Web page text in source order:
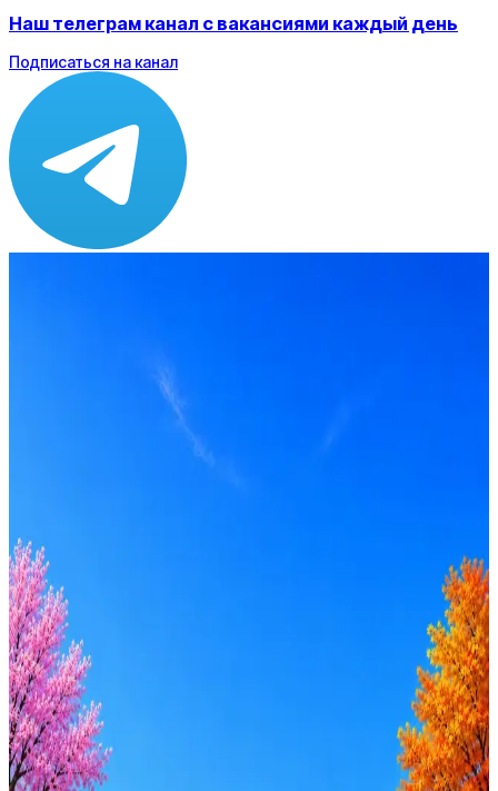
Наш телеграм канал с вакансиями каждый день
Подписаться на канал
Оффер быстрее с Эйч
Будьте осторожны: если работодатель просит войти через
Google, iCloud или Госуслуги, прислать код или пароль,
запустить ПО или перевести деньги — это мошенники.